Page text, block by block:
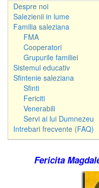
Despre noi
Salezienii in lume
Familia saleziana
FMA
Cooperatori
Grupurile familiei
Sistemul educativ
Sfintenie saleziana
Sfinti
Fericiti
Venerabili
Servi ai lui Dumnezeu
Intrebari frecvente (FAQ)
Fericita